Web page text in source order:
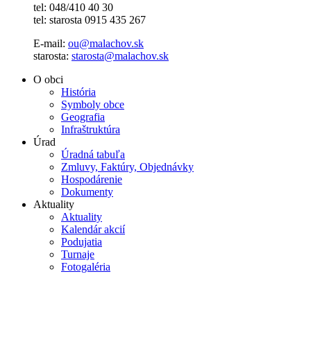
tel: 048/410 40 30
tel: starosta 0915 435 267
E-mail: ou@malachov.sk
starosta: starosta@malachov.sk
O obci
História
Symboly obce
Geografia
Infraštruktúra
Úrad
Úradná tabuľa
Zmluvy, Faktúry, Objednávky
Hospodárenie
Dokumenty
Aktuality
Aktuality
Kalendár akcií
Podujatia
Turnaje
Fotogaléria